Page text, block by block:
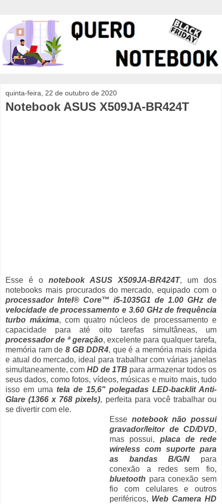
quinta-feira, 22 de outubro de 2020
Notebook ASUS X509JA-BR424T
Esse é o notebook ASUS X509JA-BR424T, um dos
notebooks mais procurados do mercado, equipado com o
processador Intel® Core™ i5-1035G1 de 1.00 GHz de
velocidade de processamento e 3.60 GHz de frequência
turbo máxima, com quatro núcleos de processamento e
capacidade para até oito tarefas simultâneas, um
processador de ª geração, excelente para qualquer tarefa,
memória ram de 8 GB DDR4, que é a memória mais rápida
e atual do mercado, ideal para trabalhar com várias janelas
simultaneamente, com HD de 1TB para armazenar todos os
seus dados, como fotos, vídeos, músicas e muito mais, tudo
isso em uma tela de 15,6" polegadas LED-backlit Anti-
Glare (1366 x 768 pixels), perfeita para você trabalhar ou
se divertir com ele.
Esse notebook não possui
gravador/leitor de CD/DVD,
mas possui, placa de rede
wireless com suporte para
as bandas B/G/N para
conexão a redes sem fio,
bluetooth para conexão sem
fio com celulares e outros
periféricos, Web Camera HD